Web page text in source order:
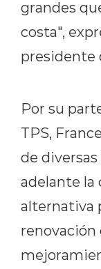
grandes
costa",
presidente
Por su
TPS,
de
adelante la
alternativa
renovación